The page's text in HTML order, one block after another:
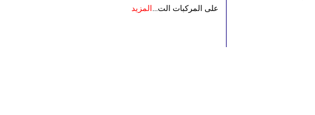
على المركبات الت...
المزيد